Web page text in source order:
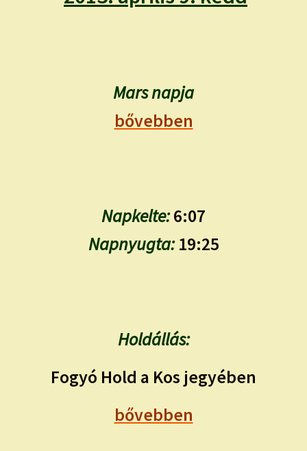
IRATKOZZ FEL A VIDEÓ CSATORNÁNKRA!
TAROT ELEMZÉS MEGRENDELÉSE LIMITÁLT!
Mars napja
bővebben
Napkelte:6:07
Napnyugta:19:25
Holdállás:
Fogyó Hold a Kos jegyében
bővebben